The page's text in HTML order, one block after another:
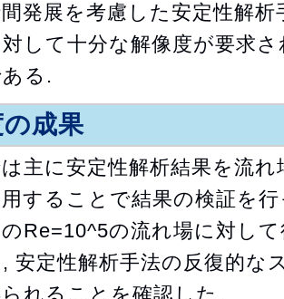
発展を考慮した安定性解
して十分な解像度が要求
る.
成果
主に安定性解析結果を流
することで結果の検証を
Re=10^5の流れ場に対し
安定性解析手法の反復的な
れることを確認した.